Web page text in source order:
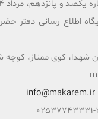
و پانزدهم، مرداد 1404
اطلاع رسانی دفتر
کوی ممتاز، کوچه شماره 7،
info@makarem.ir